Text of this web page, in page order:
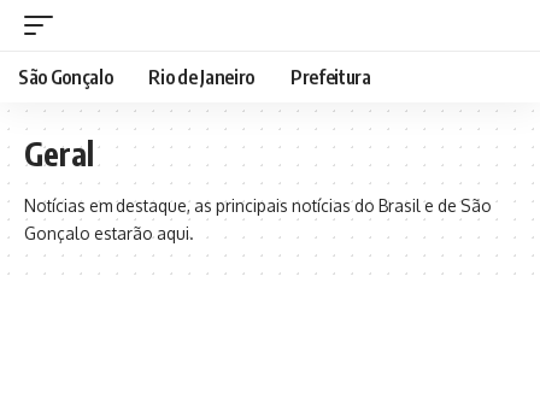
São Gonçalo Rio de Janeiro Prefeitura
Geral
Notícias em destaque, as principais notícias do Brasil e de São
Gonçalo estarão aqui.